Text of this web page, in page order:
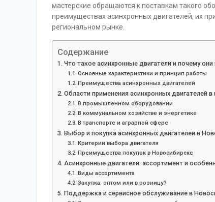
мастерские обращаются к поставкам такого
преимуществах асинхронных двигателей, их
региональном рынке.
Содержание
Что такое асинхронные двигатели и почему
Основные характеристики и принцип работы
Преимущества асинхронных двигателей
Области применения асинхронных двигателей
В промышленном оборудовании
В коммунальном хозяйстве и энергетике
В транспорте и аграрной сфере
Выбор и покупка асинхронных двигателей в
Критерии выбора двигателя
Преимущества покупок в Новосибирске
Асинхронные двигатели: ассортимент и
Виды ассортимента
Закупка: оптом или в розницу?
Поддержка и сервисное обслуживание в